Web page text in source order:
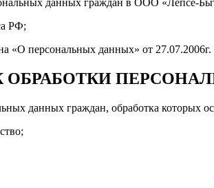
данных граждан в ООО «Лепсе-
РФ;
«О персональных данных» от
ОБРАБОТКИ
данных граждан, обработка которых